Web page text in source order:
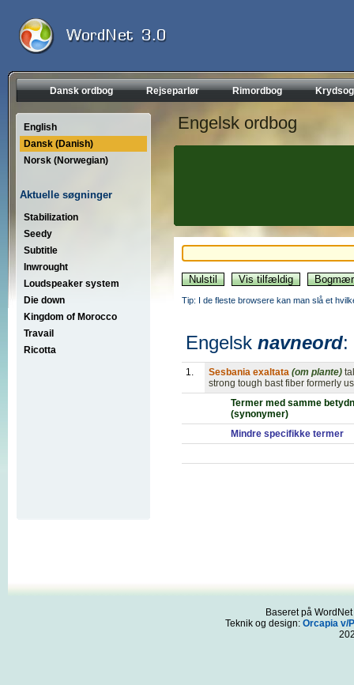
Dansk ordbog Rejseparlør Rimordbog
English
Dansk (Danish)
Norsk (Norwegian)
Aktuelle søgninger
Stabilization
Seedy
Subtitle
Inwrought
Loudspeaker system
Die down
Kingdom of Morocco
Travail
Ricotta
Engelsk ordbog
Tip: I de fleste browsere kan man slå et
Engelsk navneord:
1. Sesbania exaltata (om plante)
strong tough bast fiber formerly
Termer med samme
(synonymer)
Mindre specifikke termer
Baseret på
Teknik og design: Orcapia v/